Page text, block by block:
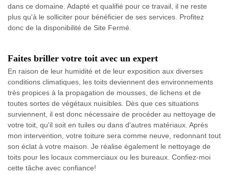
dans ce domaine. Adapté et qualifié pour ce travail, il ne reste
plus qu'à le solliciter pour bénéficier de ses services. Profitez
donc de la disponibilité de Site Fermé.
Faites briller votre toit avec un expert
En raison de leur humidité et de leur exposition aux diverses
conditions climatiques, les toits deviennent des environnements
très propices à la propagation de mousses, de lichens et de
toutes sortes de végétaux nuisibles. Dès que ces situations
surviennent, il est donc nécessaire de procéder au nettoyage de
votre toit, qu'il soit en tuiles ou dans d'autres matériaux. Après
mon intervention, votre toiture sera comme neuve, redonnant tout
son éclat à votre maison. Je réalise également le nettoyage de
toits pour les locaux commerciaux ou les bureaux. Confiez-moi
cette tâche avec confiance!